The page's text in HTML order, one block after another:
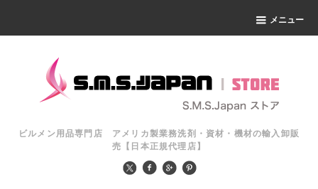
メニュー
ビルメン用品専門店 アメリカ製業務洗剤・資材・機材の輸入卸販
売【日本正規代理店】